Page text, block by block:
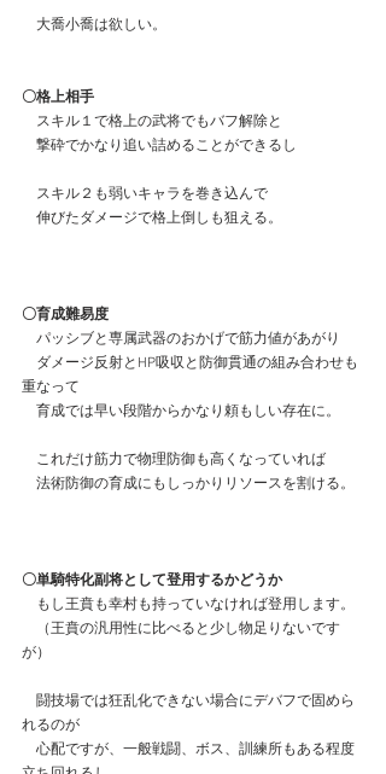
大喬小喬は欲しい。
〇格上相手
スキル１で格上の武将でもバフ解除と
撃砕でかなり追い詰めることができるし
スキル２も弱いキャラを巻き込んで
伸びたダメージで格上倒しも狙える。
〇育成難易度
パッシブと専属武器のおかげで筋力値があがり
ダメージ反射とHP吸収と防御貫通の組み合わせも
重なって
育成では早い段階からかなり頼もしい存在に。
これだけ筋力で物理防御も高くなっていれば
法術防御の育成にもしっかりリソースを割ける。
〇単騎特化副将として登用するかどうか
もし王賁も幸村も持っていなければ登用します。
（王賁の汎用性に比べると少し物足りないです
が）
闘技場では狂乱化できない場合にデバフで固めら
れるのが
心配ですが、一般戦闘、ボス、訓練所もある程度